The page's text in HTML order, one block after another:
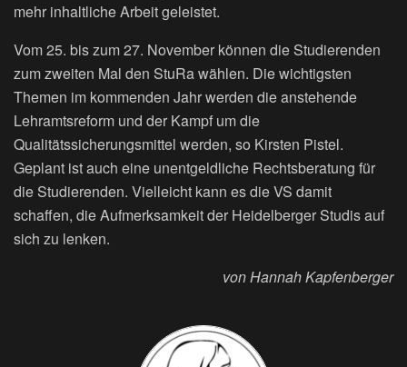
mehr inhaltliche Arbeit geleistet.
Vom 25. bis zum 27. November können die Studierenden
zum zweiten Mal den StuRa wählen. Die wichtigsten
Themen im kommenden Jahr werden die anstehende
Lehramtsreform und der Kampf um die
Qualitätssicherungsmittel werden, so Kirsten Pistel.
Geplant ist auch eine unentgeldliche Rechtsberatung für
die Studierenden. Vielleicht kann es die VS damit
schaffen, die Aufmerksamkeit der Heidelberger Studis auf
sich zu lenken.
von Hannah Kapfenberger